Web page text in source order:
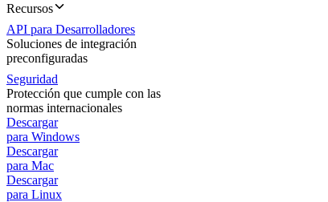
Recursos
API para Desarrolladores
Soluciones de integración
preconfiguradas
Seguridad
Protección que cumple con las
normas internacionales
Descargar
para Windows
Descargar
para Mac
Descargar
para Linux